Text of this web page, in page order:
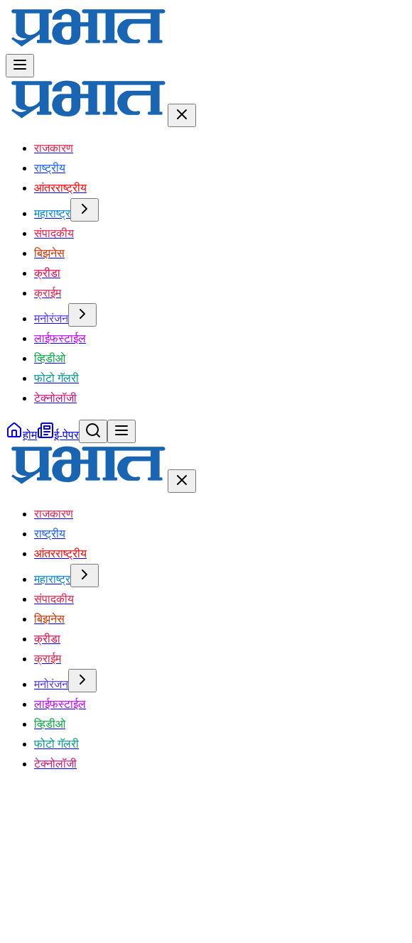
राजकारण
राष्ट्रीय
आंतरराष्ट्रीय
महाराष्ट्र
संपादकीय
बिझनेस
क्रीडा
क्राईम
मनोरंजन
लाईफस्टाईल
व्हिडीओ
फोटो गॅलरी
टेक्नोलॉजी
होम ई-पेपर
राजकारण
राष्ट्रीय
आंतरराष्ट्रीय
महाराष्ट्र
संपादकीय
बिझनेस
क्रीडा
क्राईम
मनोरंजन
लाईफस्टाईल
व्हिडीओ
फोटो गॅलरी
टेक्नोलॉजी